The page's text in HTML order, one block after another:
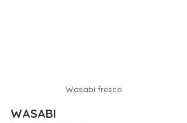
Wasabi fresco
WASABI